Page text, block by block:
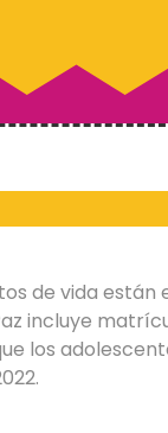
de vida
incluye
los